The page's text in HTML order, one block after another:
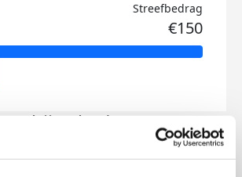
Streefbedrag
€150
Matthijs's badges